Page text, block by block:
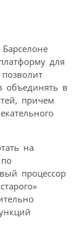
для
объединять в
причем
на
процессор